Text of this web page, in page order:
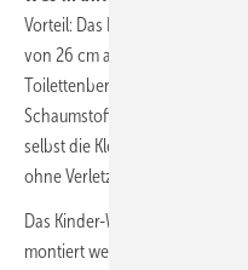
Vorteil: Das Kleinkind-Stand-
von 26 cm auch
Toilettenbenutzung. Dank
Schaumstoffsitzrings,
selbst die Kleinsten sicher und
ohne Verletzungsgefahr.
Das Kinder-Wand-WC kann
montiert werden. Dank